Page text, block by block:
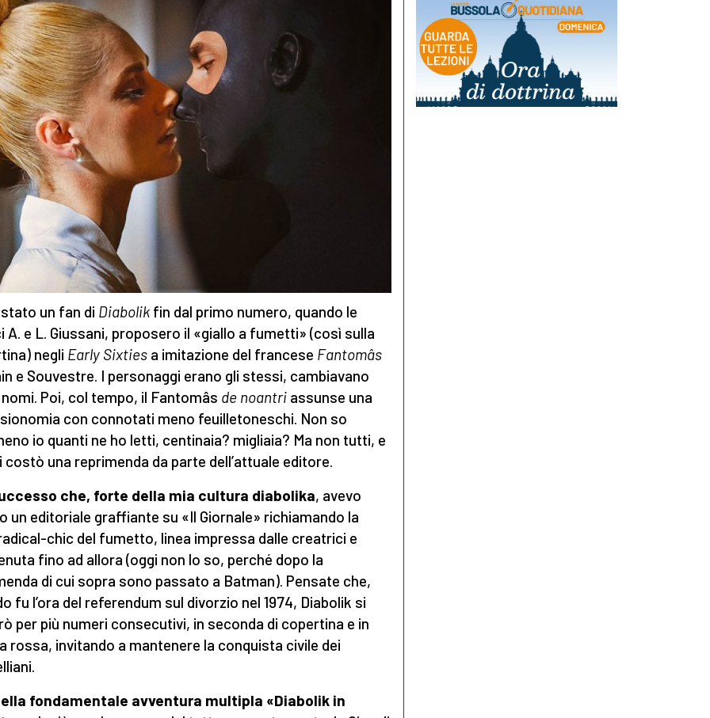
un fan di Diabolik fin dal primo numero, quando le
A. e L. Giussani, proposero il «giallo a fumetti» (così sulla
negli Early Sixties a imitazione del francese Fantomâs
e Souvestre. I personaggi erano gli stessi, cambiavano
Poi, col tempo, il Fantomâs de noantri assunse una
con connotati meno feuilletoneschi. Non so
io quanti ne ho letti, centinaia? migliaia? Ma non tutti, e
costò una reprimenda da parte dell’attuale editore.
che, forte della mia cultura diabolika, avevo
un editoriale graffiante su «Il Giornale» richiamando la
chic del fumetto, linea impressa dalle creatrici e
fino ad allora (oggi non lo so, perché dopo la
di cui sopra sono passato a Batman). Pensate che,
fu l’ora del referendum sul divorzio nel 1974, Diabolik si
per più numeri consecutivi, in seconda di copertina e in
rossa, invitando a mantenere la conquista civile dei
fondamentale avventura multipla «Diabolik in